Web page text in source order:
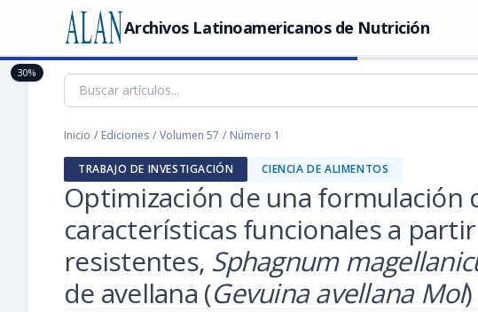
Archivos Latinoamericanos de Nutrición
Inicio / Ediciones / Volumen 57 / Número 1
TRABAJO DE INVESTIGACIÓN CIENCIA DE ALIMENTOS
Optimización de una formulación
características funcionales a
resistentes, Sphagnum
de avellana (Gevuina avellana Mol)
30%